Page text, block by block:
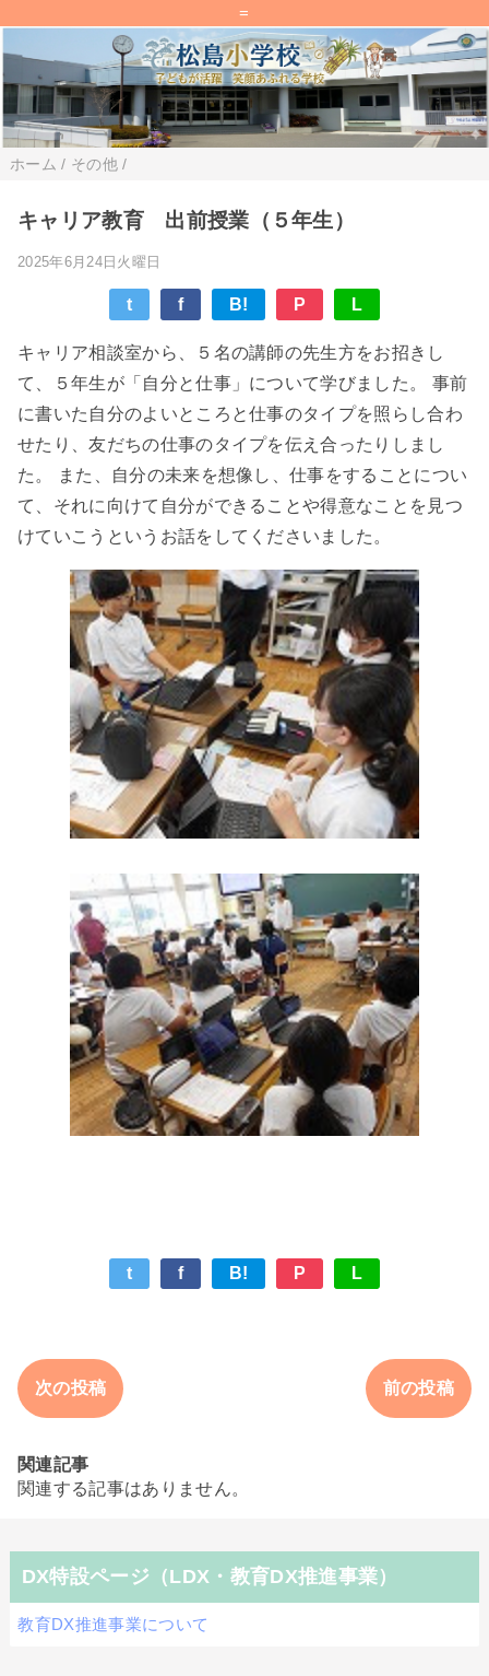
=
ホーム / その他/
キャリア教育 出前授業（５年生）
2025年6月24日火曜日
t f B! P L
キャリア相談室から、５名の講師の先生方をお招きし
て、５年生が「自分と仕事」について学びました。 事前
に書いた自分のよいところと仕事のタイプを照らし合わ
せたり、友だちの仕事のタイプを伝え合ったりしまし
た。 また、自分の未来を想像し、仕事をすることについ
て、それに向けて自分ができることや得意なことを見つ
けていこうというお話をしてくださいました。
t f B! P L
次の投稿 前の投稿
関連記事
関連する記事はありません。
DX特設ページ（LDX・教育DX推進事業）
教育DX推進事業について